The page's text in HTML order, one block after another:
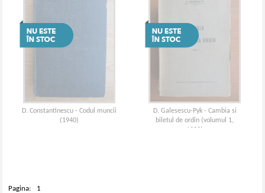
D. Constantinescu - Codul muncii
(1940)
D. Galesescu-Pyk - Cambia si
biletul de ordin (volumul 1,
1939)
Pagina: 1